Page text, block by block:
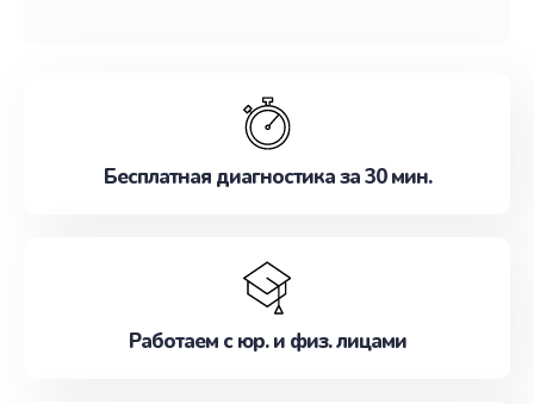
Бесплатная диагностика за 30 мин.
Работаем с юр. и физ. лицами